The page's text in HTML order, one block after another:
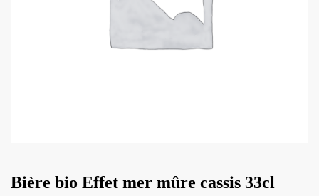
Bière bio Effet mer mûre cassis 33cl